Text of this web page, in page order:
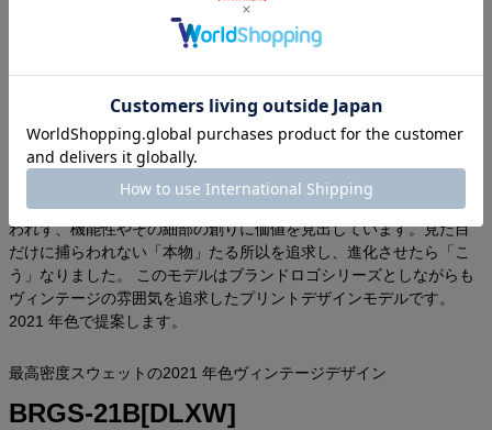
デラックスウエアのオリジナル吊裏毛の特徴です。
既に80 年近く存在するコットン製スウェットシャツ。当時は下着の
一部として、トレーニングウエアとして、防寒着としての役割を持
っていましたが、現在においてはファッションとなりました。しか
し、我々の考える「スウェットシャツ」とは単に見た目だけに捕ら
われず、機能性やその細部の創りに価値を見出しています。見た目
だけに捕らわれない「本物」たる所以を追求し、進化させたら「こ
う」なりました。 このモデルはブランドロゴシリーズとしながらも
ヴィンテージの雰囲気を追求したプリントデザインモデルです。
2021 年色で提案します。
最高密度スウェットの2021 年色ヴィンテージデザイン
BRGS-21B[DLXW]